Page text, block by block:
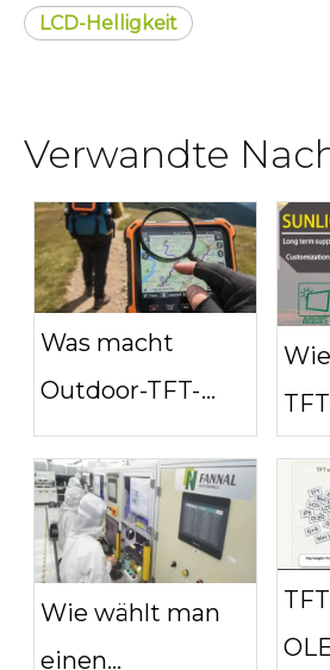
LCD-Helligkeit
Verwandte
Was macht
Outdoor-TFT-
Displays ideal für
raue
Umgebungen?
Wie wählt man
einen